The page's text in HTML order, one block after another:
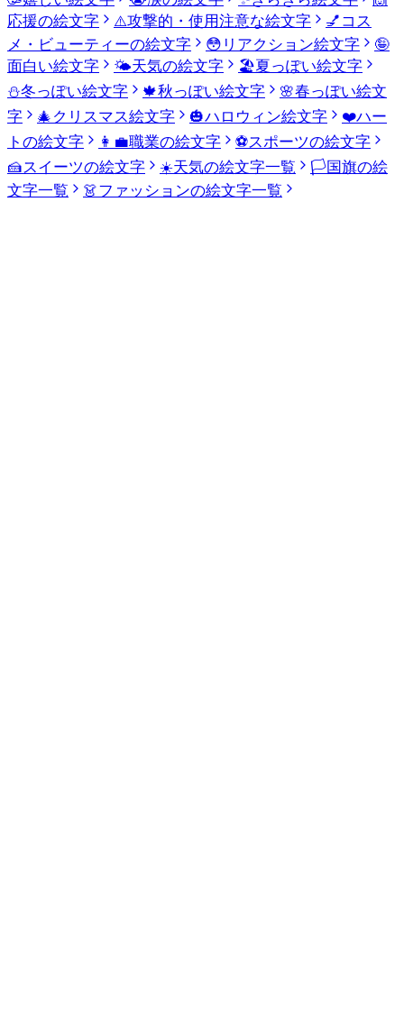
応援の絵文字
⚠️攻撃的・使用注意な絵文字 💅 コス
メ・ビューティーの絵文字
😳 リアクション絵文字
🤪
面白い絵文字
🌤️天気の絵文字 🏖️夏っぽい絵文字
⛄冬っぽい絵文字 🍁秋っぽい絵文字 🌸春っぽい絵文
字
🎄 クリスマス絵文字 🎃ハロウィン絵文字 ❤️ハー
トの絵文字
👩‍💼職業の絵文字 ⚽スポーツの絵文字
🍰スイーツの絵文字 ☀️天気の絵文字一覧 🏳️国旗の絵
文字一覧
👗ファッションの絵文字一覧